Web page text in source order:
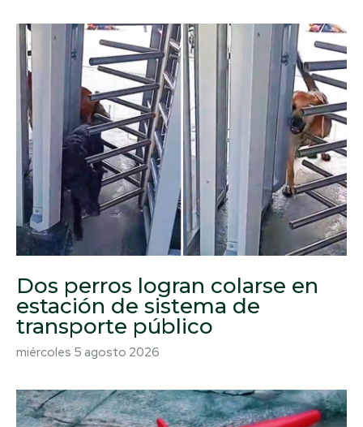
Dos perros logran colarse en
estación de sistema de
transporte público
miércoles 5 agosto 2026